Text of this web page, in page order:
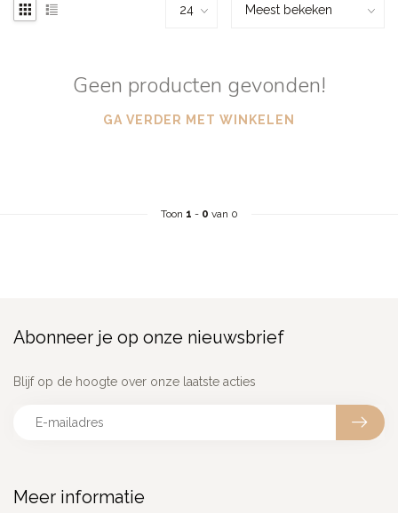
Geen producten gevonden!
GA VERDER MET WINKELEN
Toon 1 - 0 van 0
Meer informatie
Abonneer je op onze nieuwsbrief
Blijf op de hoogte over onze laatste acties